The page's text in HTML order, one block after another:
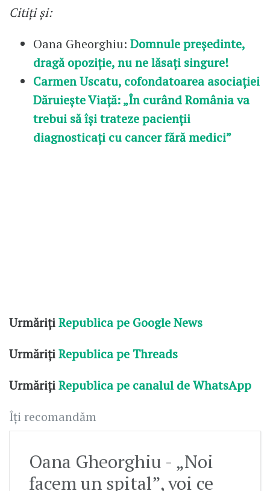
Citiți și:
Oana Gheorghiu: Domnule președinte,
dragă opoziție, nu ne lăsați singure!
Carmen Uscatu, cofondatoarea asociației
Dăruiește Viață: „În curând România va
trebui să își trateze pacienții
diagnosticați cu cancer fără medici”
UrmărițiRepublica pe Google News
UrmărițiRepublica pe Threads
UrmărițiRepublica pe canalul de WhatsApp
Îți recomandăm
Oana Gheorghiu - „Noi
facem un spital”, voi ce